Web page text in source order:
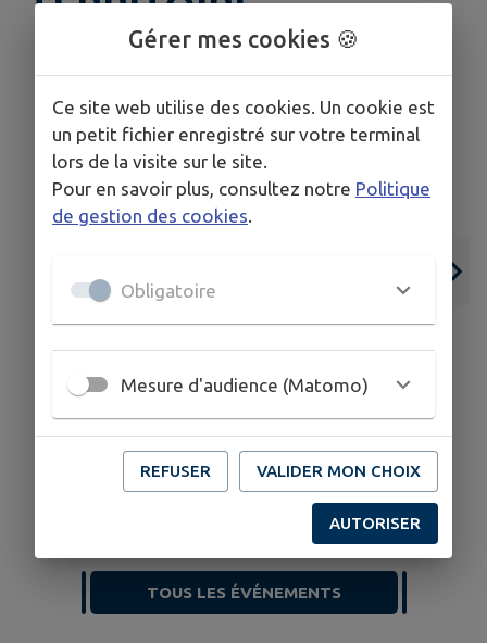
AOÛT AOÛT
PIERRE-DE-BRESSE
Exposition Muriel Ferronnière
TOUS LES ÉVÉNEMENTS
Gérer mes cookies 🍪
Ce site web utilise des cookies. Un cookie est
un petit fichier enregistré sur votre terminal
lors de la visite sur le site.
Pour en savoir plus, consultez notre Politique
de gestion des cookies.
Obligatoire
Mesure d'audience (Matomo)
REFUSER VALIDER MON CHOIX
AUTORISER